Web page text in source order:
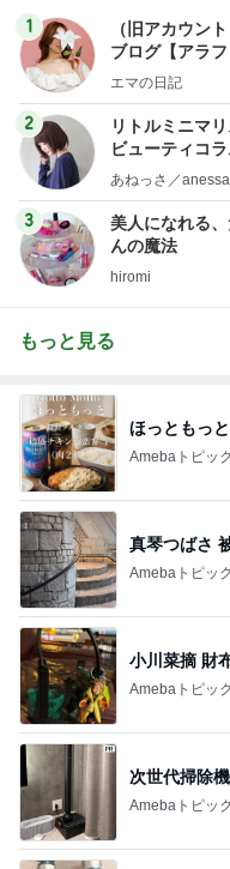
1
（旧アカウン
ブログ【アラ
社売却セカンド
エマの日記
2
リトルミニマ
ビューティコ
little
あねっさ／anessa
3
美人になれる、
んの魔法
hiromi
もっと見る
ほっともっ
Amebaトピッ
真琴つばさ
Amebaトピッ
小川菜摘 財
Amebaトピッ
次世代掃除
Amebaトピッ